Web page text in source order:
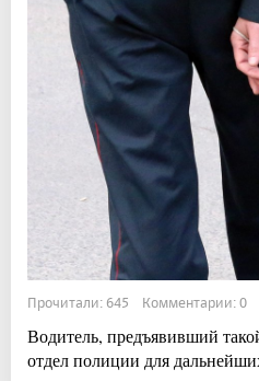
Прочитали: 645 Комментарии: 0
Водитель, предъявивший
отдел полиции для